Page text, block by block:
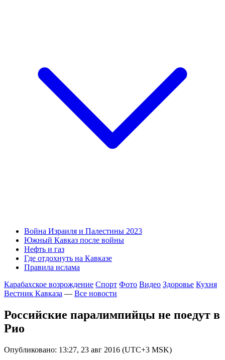
Война Израиля и Палестины 2023
Южный Кавказ после войны
Нефть и газ
Где отдохнуть на Кавказе
Правила ислама
Карабахское возрождение Спорт Фото Видео Здоровье Кухня
Вестник Кавказа — Все новости
Российские паралимпийцы не поедут в
Рио
Опубликовано: 13:27, 23 авг 2016 (UTC+3 MSK)